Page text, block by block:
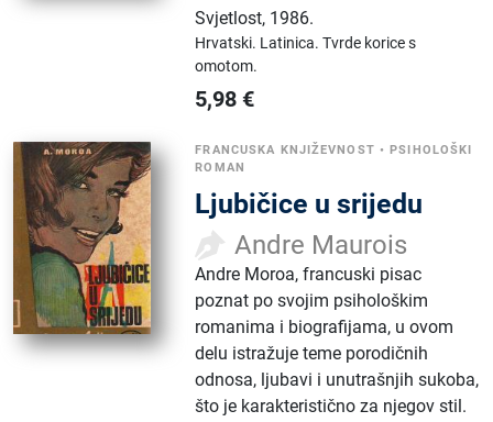
Svjetlost, 1986.
Hrvatski. Latinica.Tvrde korice s
omotom.
5,98 €
FRANCUSKA KNJIŽEVNOST •PSIHOLOŠKI
ROMAN
Ljubičice u srijedu
Andre Maurois
Andre Moroa, francuski pisac
poznat po svojim psihološkim
romanima i biografijama, u ovom
delu istražuje teme porodičnih
odnosa, ljubavi i unutrašnjih sukoba,
što je karakteristično za njegov stil.